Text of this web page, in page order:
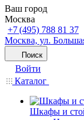
Ваш город
Москва
+7 (495) 788 81 37
Москва, ул.
Поиск
Войти
Каталог
Шкафы и